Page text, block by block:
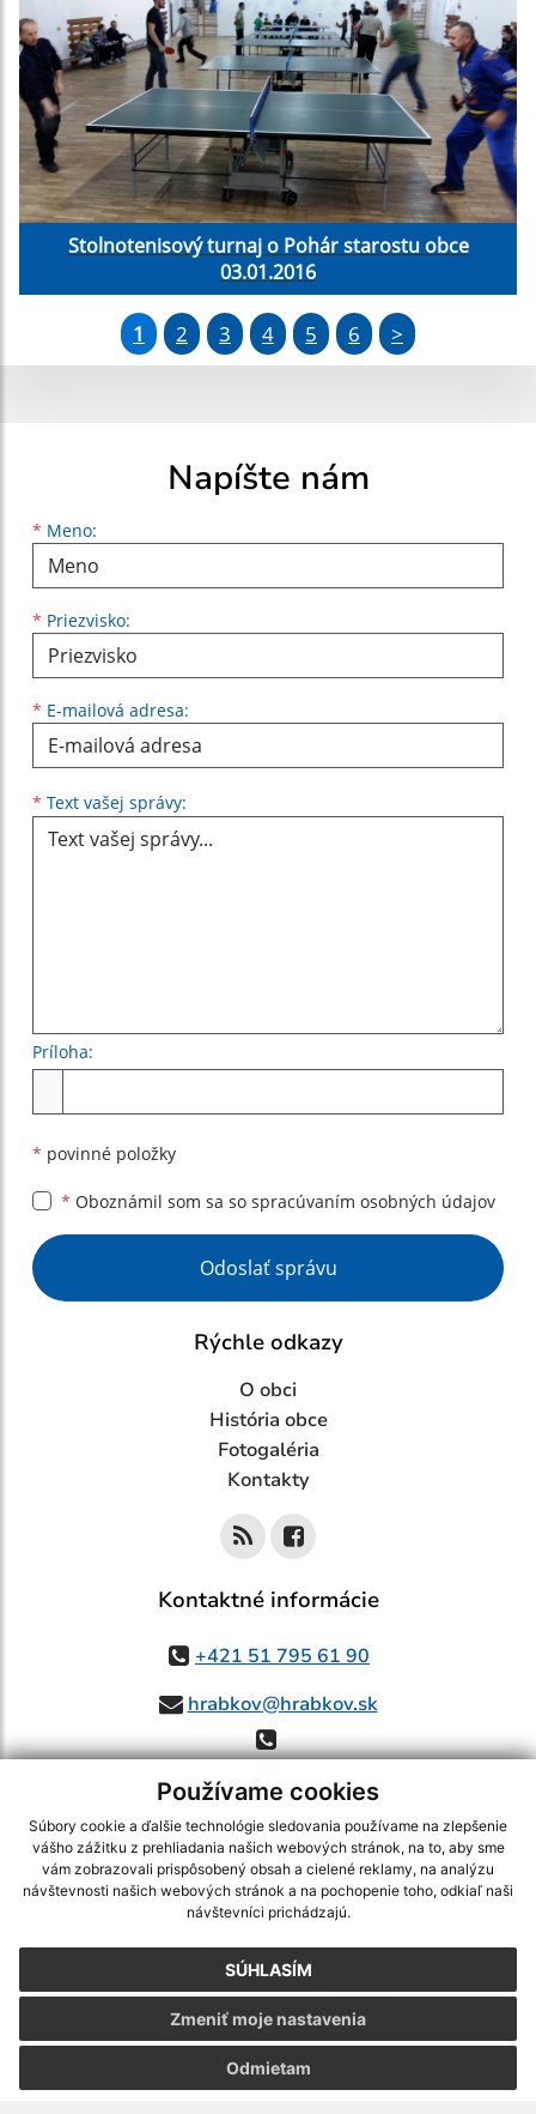
Používame cookies
Súbory cookie a ďalšie technológie sledovania používame na zlepšenie
vášho zážitku z prehliadania našich webových stránok, na to, aby sme
vám zobrazovali prispôsobený obsah a cielené reklamy, na analýzu
návštevnosti našich webových stránok a na pochopenie toho, odkiaľ naši
návštevníci prichádzajú.
SÚHLASÍM
Odmietam
Zmeniť moje nastavenia
Stolnotenisový turnaj o Pohár starostu obce
03.01.2016
1 2 3 4 5 6 >
Napíšte nám
* Meno:
Meno
* Priezvisko:
Priezvisko
* E-mailová adresa:
E-mailová adresa
* Text vašej správy:
Príloha:
* povinné položky
* Oboznámil som sa so spracúvaním osobných údajov
Google reCaptcha Response
Odoslať správu
Rýchle odkazy
O obci
História obce
Fotogaléria
Kontakty
Kontaktné informácie
+421 51 795 61 90
hrabkov@hrabkov.sk
využite možnosť získavania aktuálnych informácií s využitím RSS
CMS systém (redakčný) systém ECHELON 2,Mapa stránok,web portál
webex.digital, s.r.o.,domény,registrácia domény
Posledná aktualizácia:07.08.2026
Vytlačiť stránku|Vyhlásenie o prístupnosti